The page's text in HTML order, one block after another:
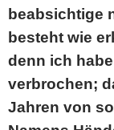
beabsichtige
besteht wie
denn ich
verbrochen;
Jahren von